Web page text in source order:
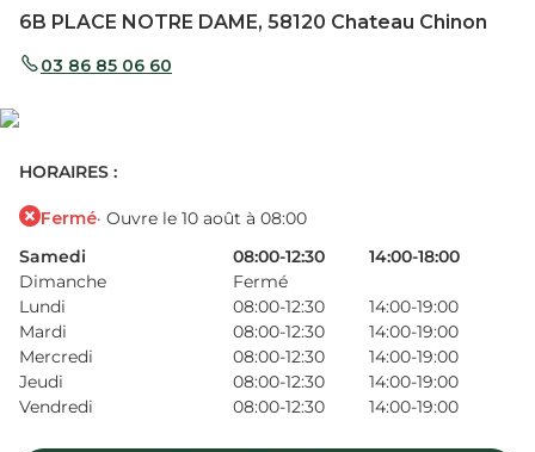
6B PLACE NOTRE DAME, 58120 Chateau Chinon
03 86 85 06 60
HORAIRES :
Fermé· Ouvre le 10 août à 08:00
Samedi
08:00-12:30
14:00-18:00
Dimanche
Fermé
Lundi
08:00-12:30
14:00-19:00
Mardi
08:00-12:30
14:00-19:00
Mercredi
08:00-12:30
14:00-19:00
Jeudi
08:00-12:30
14:00-19:00
Vendredi
08:00-12:30 14:00-19:00